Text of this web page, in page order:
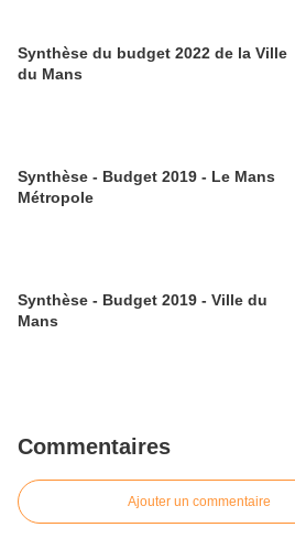
Synthèse du budget 2022 de la Ville
du Mans
Synthèse - Budget 2019 - Le Mans
Métropole
Synthèse - Budget 2019 - Ville du
Mans
Commentaires
Ajouter un commentaire